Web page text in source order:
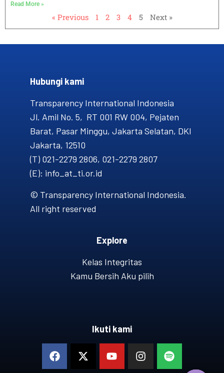
Read More »
« Previous 1 2 3 4 5 Next »
Hubungi kami​
Transparency International Indonesia
Jl. Amil No. 5, RT 001 RW 004, Pejaten
Barat, Pasar Minggu, Jakarta Selatan, DKI
Jakarta, 12510
(T) 021-2279 2806, 021-2279 2807
(E): info_at_ti.or.id
© Transparency International Indonesia.
All right reserved
Explore
Kelas Integritas
Kamu Bersih Aku pilih
Ikuti kami